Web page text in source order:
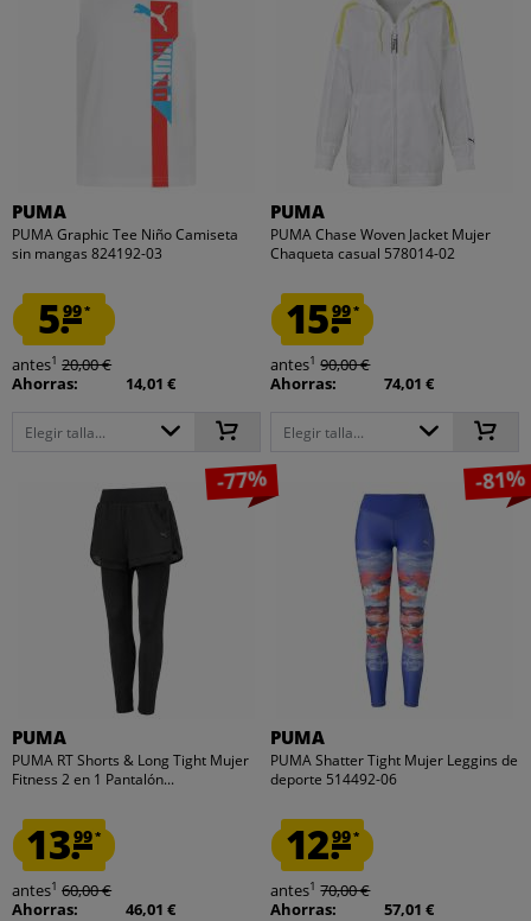
PUMA
PUMA Graphic Tee Niño Camiseta
sin mangas 824192-03
5.99*
antes1 20,00 €
Ahorras:
14,01 €
Elegir talla...
PUMA
PUMA Chase Woven Jacket Mujer
Chaqueta casual 578014-02
15.99*
antes1 90,00 €
Ahorras:
74,01 €
Elegir talla...
-77%
PUMA
PUMA RT Shorts & Long Tight Mujer
Fitness 2 en 1 Pantalón...
13.99*
antes1 60,00 €
Ahorras:
46,01 €
-81%
PUMA
PUMA Shatter Tight Mujer Leggins de
deporte 514492-06
12.99*
antes1 70,00 €
Ahorras:
57,01 €